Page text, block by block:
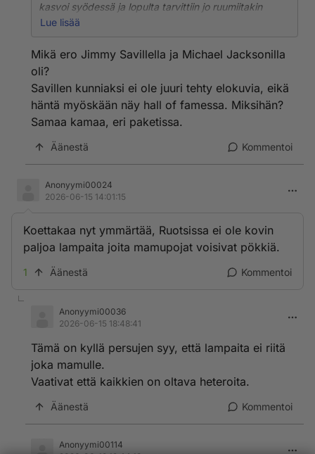
kasvoi syödessä ja lopulta tarvittiin jo ruumiitakin
raiskattaviksi....
Negatiivinen Helvetin olento, mitä todennäköisimmin,
tämä "herrasmies". Oli aateloitukin vuonna 1990.
Varsin "ritarilista" toimintaa.
https://yle.fi/a/3-7039849
Lue lisää
Mikä ero Jimmy Savillella ja Michael Jacksonilla
oli?
Savillen kunniaksi ei ole juuri tehty elokuvia, eikä
häntä myöskään näy hall of famessa. Miksihän?
Samaa kamaa, eri paketissa.
Äänestä Kommentoi
Anonyymi00024
2026-06-15 14:01:15
Koettakaa nyt ymmärtää, Ruotsissa ei ole kovin
paljoa lampaita joita mamupojat voisivat pökkiä.
1 Äänestä Kommentoi
Anonyymi00036
2026-06-15 18:48:41
Tämä on kyllä persujen syy, että lampaita ei riitä
joka mamulle.
Vaativat että kaikkien on oltava heteroita.
Äänestä Kommentoi
Anonyymi00114